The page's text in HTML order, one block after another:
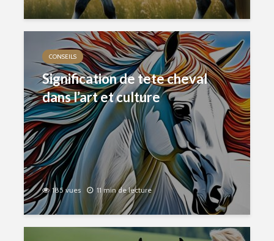
CONSEILS
Signification de tete cheval
dans l’art et culture
185 vues 11 min de lecture